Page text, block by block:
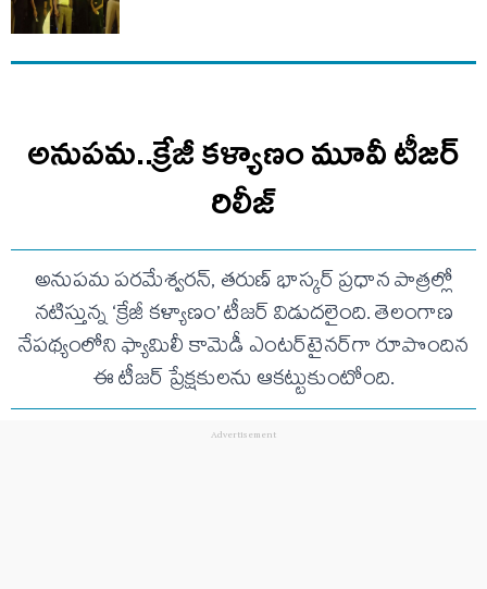
అనుపమ..క్రేజీ కళ్యాణం మూవీ టీజర్
రిలీజ్
అనుపమ పరమేశ్వరన్, తరుణ్ భాస్కర్ ప్రధాన పాత్రల్లో
నటిస్తున్న ‘క్రేజీ కళ్యాణం’ టీజర్ విడుదలైంది. తెలంగాణ
నేపథ్యంలోని ఫ్యామిలీ కామెడీ ఎంటర్‌టైనర్‌గా రూపొందిన
ఈ టీజర్ ప్రేక్షకులను ఆకట్టుకుంటోంది.